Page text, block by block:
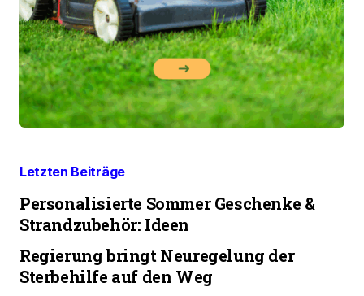
Letzten Beiträge
Personalisierte Sommer Geschenke &
Strandzubehör: Ideen
Regierung bringt Neuregelung der
Sterbehilfe auf den Weg